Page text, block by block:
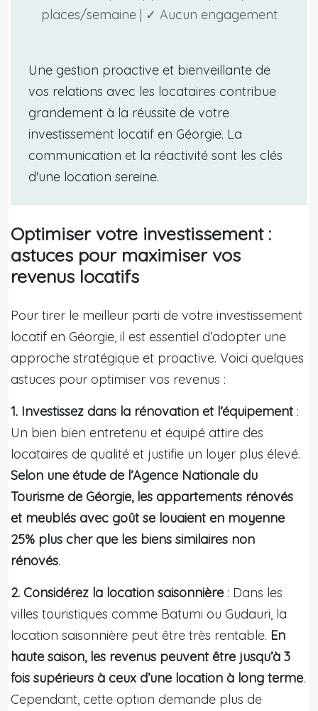
places/semaine | ✓ Aucun engagement
Une gestion proactive et bienveillante de
vos relations avec les locataires contribue
grandement à la réussite de votre
investissement locatif en Géorgie. La
communication et la réactivité sont les clés
d'une location sereine.
Optimiser votre investissement :
astuces pour maximiser vos
revenus locatifs
Pour tirer le meilleur parti de votre investissement
locatif en Géorgie, il est essentiel d’adopter une
approche stratégique et proactive. Voici quelques
astuces pour optimiser vos revenus :
1. Investissez dans la rénovation et l’équipement:
Un bien bien entretenu et équipé attire des
locataires de qualité et justifie un loyer plus élevé.
Selon une étude de l’Agence Nationale du
Tourisme de Géorgie, les appartements rénovés
et meublés avec goût se louaient en moyenne
25% plus cher que les biens similaires non
rénovés.
2. Considérez la location saisonnière : Dans les
villes touristiques comme Batumi ou Gudauri, la
location saisonnière peut être très rentable. En
haute saison, les revenus peuvent être jusqu’à 3
fois supérieurs à ceux d’une location à long terme.
Cependant, cette option demande plus de